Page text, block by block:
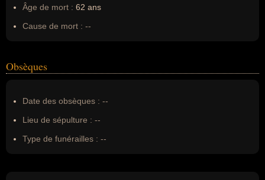
Âge de mort : 62 ans
Cause de mort : --
Obsèques
Date des obsèques : --
Lieu de sépulture : --
Type de funérailles : --